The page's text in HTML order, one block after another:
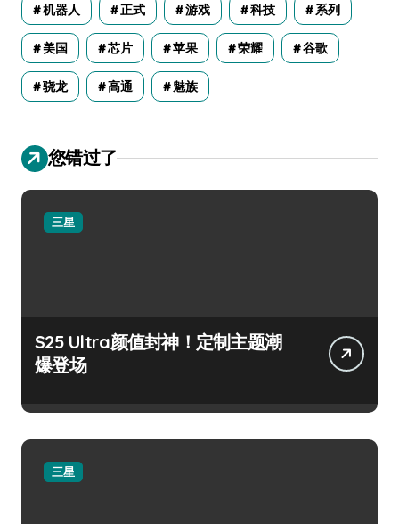
机器人 正式 游戏 科技 系列
美国 芯片 苹果 荣耀 谷歌
骁龙 高通 魅族
您错过了
三星
S25 Ultra颜值封神！定制主题潮
爆登场
三星